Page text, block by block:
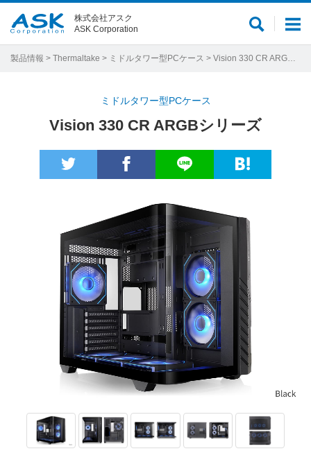
メ
ュ
サ
ト
株式会社アスク
ASK Corporation
製品情報 > Thermaltake > ミドルタワー型PCケース > Vision 330 CR ARGBシリーズ
ミドルタワー型PCケース
Vision 330 CR ARGBシリーズ